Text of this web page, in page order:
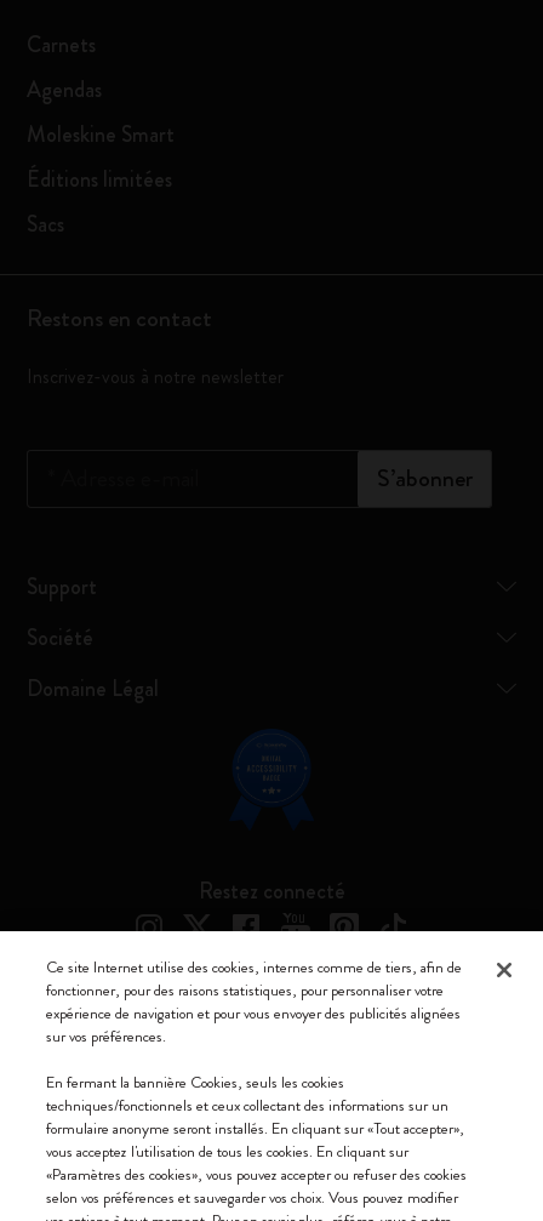
Carnets
Agendas
Moleskine Smart
Éditions limitées
Sacs
Restons en contact
Inscrivez-vous à notre newsletter
S’abonner
Support
Société
Domaine Légal
Restez connecté
Nous acceptons
Moleskine ® est une marque enregistrée de Moleskine Srl a socio unico
Italia - P. IVA / CCIAA n. 07234480965 - REA MI 1945400 - Cap.
Soc. €2.181.513,42
Ce site Internet utilise des cookies, internes comme de tiers, afin de
fonctionner, pour des raisons statistiques, pour personnaliser votre
expérience de navigation et pour vous envoyer des publicités alignées
sur vos préférences.
En fermant la bannière Cookies, seuls les cookies
techniques/fonctionnels et ceux collectant des informations sur un
formulaire anonyme seront installés. En cliquant sur «Tout accepter»,
vous acceptez l'utilisation de tous les cookies. En cliquant sur
«Paramètres des cookies», vous pouvez accepter ou refuser des cookies
selon vos préférences et sauvegarder vos choix. Vous pouvez modifier